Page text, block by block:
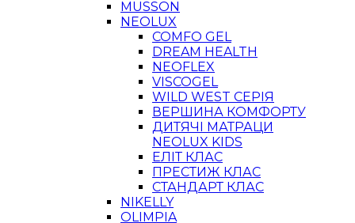
MUSSON
NEOLUX
COMFO GEL
DREAM HEALTH
NEOFLEX
VISCOGEL
WILD WEST СЕРІЯ
ВЕРШИНА КОМФОРТУ
ДИТЯЧІ МАТРАЦИ
NEOLUX KIDS
ЕЛІТ КЛАС
ПРЕСТИЖ КЛАС
СТАНДАРТ КЛАС
NIKELLY
OLIMPIA